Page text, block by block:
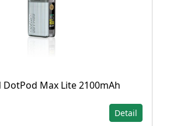
Max Lite 2100mAh
Detail